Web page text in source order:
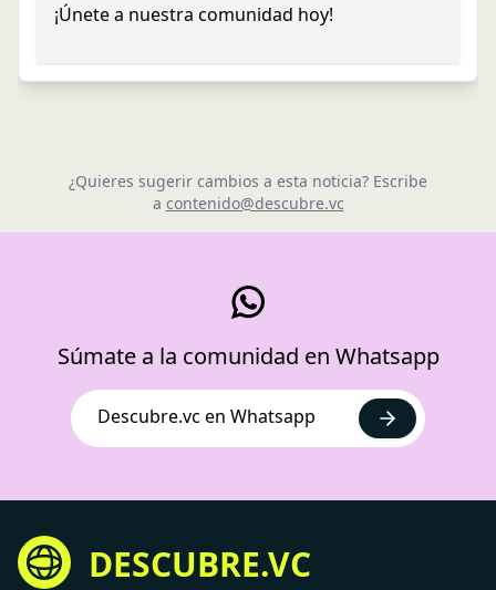
¡Únete a nuestra comunidad hoy!
¿Quieres sugerir cambios a esta noticia? Escribe
a contenido@descubre.vc
Súmate a la comunidad en Whatsapp
Descubre.vc en Whatsapp
DESCUBRE.VC